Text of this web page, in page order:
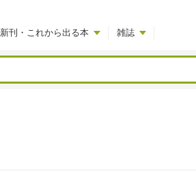
新刊・これから出る本 雑誌